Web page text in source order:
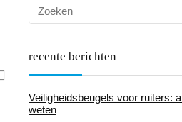
recente berichten
Veiligheidsbeugels voor ruiters:
weten